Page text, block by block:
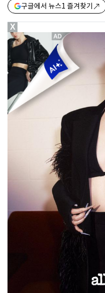
구글에서 뉴스1 즐겨찾기
X